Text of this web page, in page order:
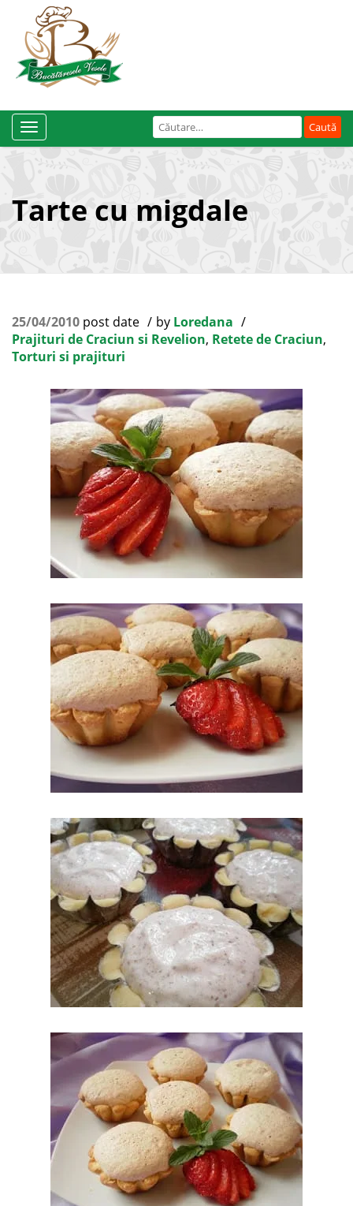
Caută
după:
Toggle
Navigation
Tarte cu migdale
25/04/2010 post date by Loredana
Prajituri de Craciun si Revelion, Retete de Craciun,
Torturi si prajituri